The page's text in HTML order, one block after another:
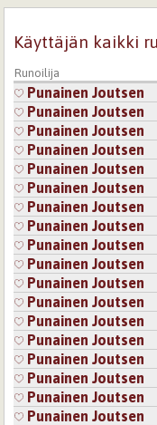
Käyttäjän kaikki
Runoilija
Punainen Joutsen
Punainen Joutsen
Punainen Joutsen
Punainen Joutsen
Punainen Joutsen
Punainen Joutsen
Punainen Joutsen
Punainen Joutsen
Punainen Joutsen
Punainen Joutsen
Punainen Joutsen
Punainen Joutsen
Punainen Joutsen
Punainen Joutsen
Punainen Joutsen
Punainen Joutsen
Punainen Joutsen
Punainen Joutsen